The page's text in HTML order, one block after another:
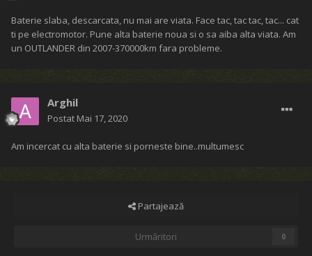
Baterie slaba, descarcata, nu mai are viata. Face tac, tac tac, tac... cat
ti pe electromotor. Pune alta baterie noua si o sa aiba alta viata. Am
un OUTLANDER din 2007-370000km fara probleme.
Arghil
Postat Mai 17, 2020
Am incercat cu alta baterie si porneste bine..multumesc
Partajează
Urmăritori 0